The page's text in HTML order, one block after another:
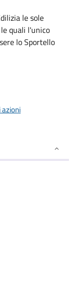
le sole
quali l'unico
lo Sportello
azioni